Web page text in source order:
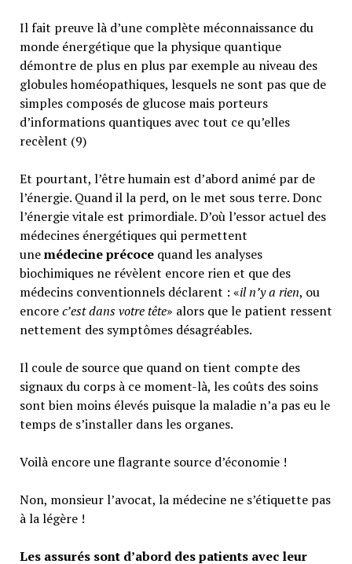
Il fait preuve là d’une complète méconnaissance du
monde énergétique que la physique quantique
démontre de plus en plus par exemple au niveau des
globules homéopathiques, lesquels ne sont pas que de
simples composés de glucose mais porteurs
d’informations quantiques avec tout ce qu’elles
recèlent (9)
Et pourtant, l’être humain est d’abord animé par de
l’énergie. Quand il la perd, on le met sous terre. Donc
l’énergie vitale est primordiale. D’où l’essor actuel des
médecines énergétiques qui permettent
unemédecine précoce quand les analyses
biochimiques ne révèlent encore rien et que des
médecins conventionnels déclarent : «il n’y a rien, ou
encorec’est dans votre tête» alors que le patient ressent
nettement des symptômes désagréables.
Il coule de source que quand on tient compte des
signaux du corps à ce moment-là, les coûts des soins
sont bien moins élevés puisque la maladie n’a pas eu le
temps de s’installer dans les organes.
Voilà encore une flagrante source d’économie !
Non, monsieur l’avocat, la médecine ne s’étiquette pas
à la légère !
Les assurés sont d’abord des patients avec leur